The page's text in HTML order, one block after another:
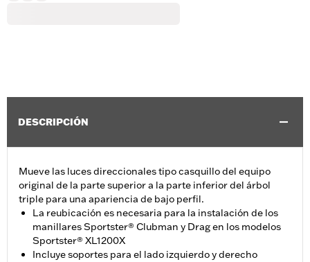
DESCRIPCIÓN
Mueve las luces direccionales tipo casquillo del equipo
original de la parte superior a la parte inferior del árbol
triple para una apariencia de bajo perfil.
La reubicación es necesaria para la instalación de los
manillares Sportster® Clubman y Drag en los modelos
Sportster® XL1200X
Incluye soportes para el lado izquierdo y derecho